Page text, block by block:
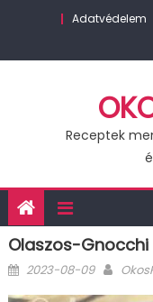
Adatvédelem
Receptek
Olaszos-Gnocchi
Posted
2023-08-09